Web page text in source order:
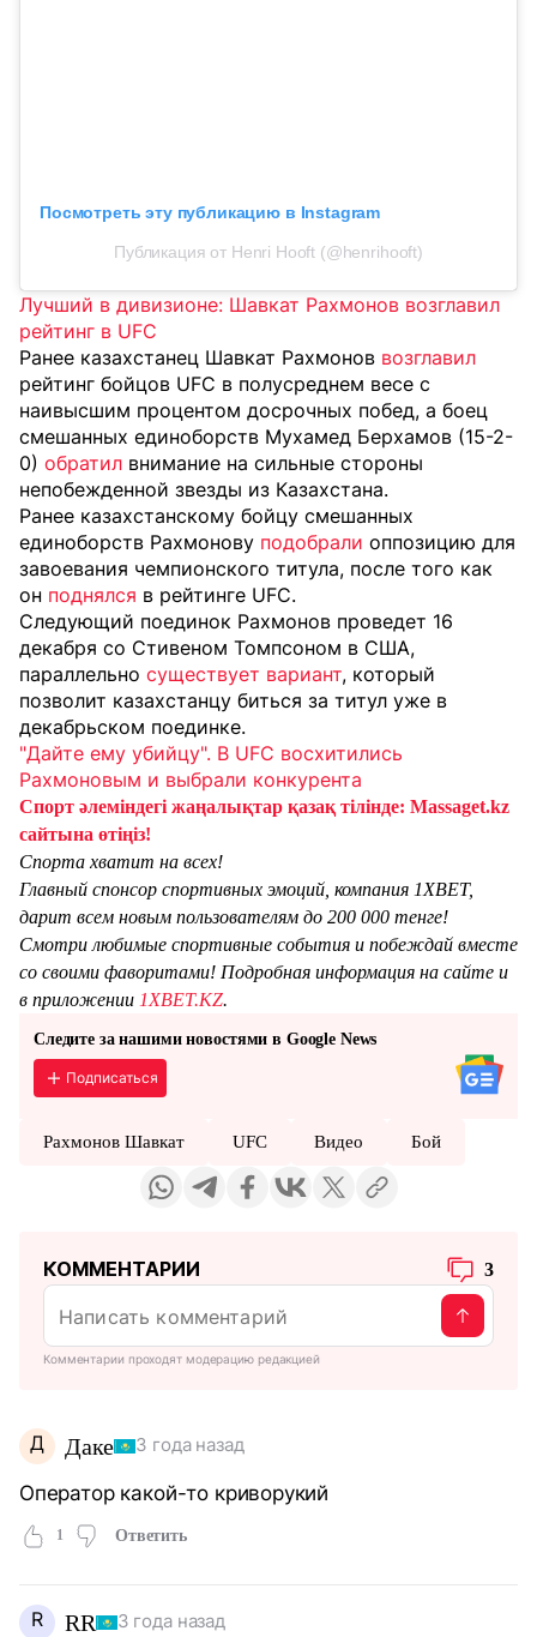
Посмотреть эту публикацию в Instagram
Публикация от Henri Hooft (@henrihooft)
Лучший в дивизионе: Шавкат Рахмонов возглавил
рейтинг в UFC
Ранее казахстанец Шавкат Рахмонов возглавил
рейтинг бойцов UFC в полусреднем весе с
наивысшим процентом досрочных побед, а боец
смешанных единоборств Мухамед Берхамов (15-2-
0) обратил внимание на сильные стороны
непобежденной звезды из Казахстана.
Ранее казахстанскому бойцу смешанных
единоборств Рахмонову подобрали оппозицию для
завоевания чемпионского титула, после того как
он поднялся в рейтинге UFC.
Следующий поединок Рахмонов проведет 16
декабря со Стивеном Томпсоном в США,
параллельно существует вариант, который
позволит казахстанцу биться за титул уже в
декабрьском поединке.
"Дайте ему убийцу". В UFC восхитились
Рахмоновым и выбрали конкурента
Спорт әлеміндегі жаңалықтар қазақ тілінде: Massaget.kz
сайтына өтіңіз!
Спорта хватит на всех!
Главный спонсор спортивных эмоций, компания 1XBET,
дарит всем новым пользователям до 200 000 тенге!
Смотри любимые спортивные события и побеждай вместе
со своими фаворитами! Подробная информация на сайте и
в приложении 1XBET.KZ.
Следите за нашими новостями в Google News
Подписаться
Рахмонов Шавкат UFC Видео Бой
КОММЕНТАРИИ 3
Комментарии проходят модерацию редакцией
Д Даке 3 года назад
Оператор какой-то криворукий
1 Ответить
R RR 3 года назад